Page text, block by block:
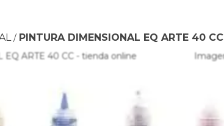
/ PINTURA DIMENSIONAL EQ ARTE 40 CC